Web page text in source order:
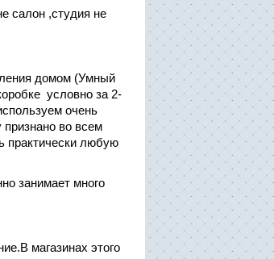
салон ,студия не
домом (Умный
условно за 2-
очень
признано во всем
практически любую
занимает много
магазинах этого